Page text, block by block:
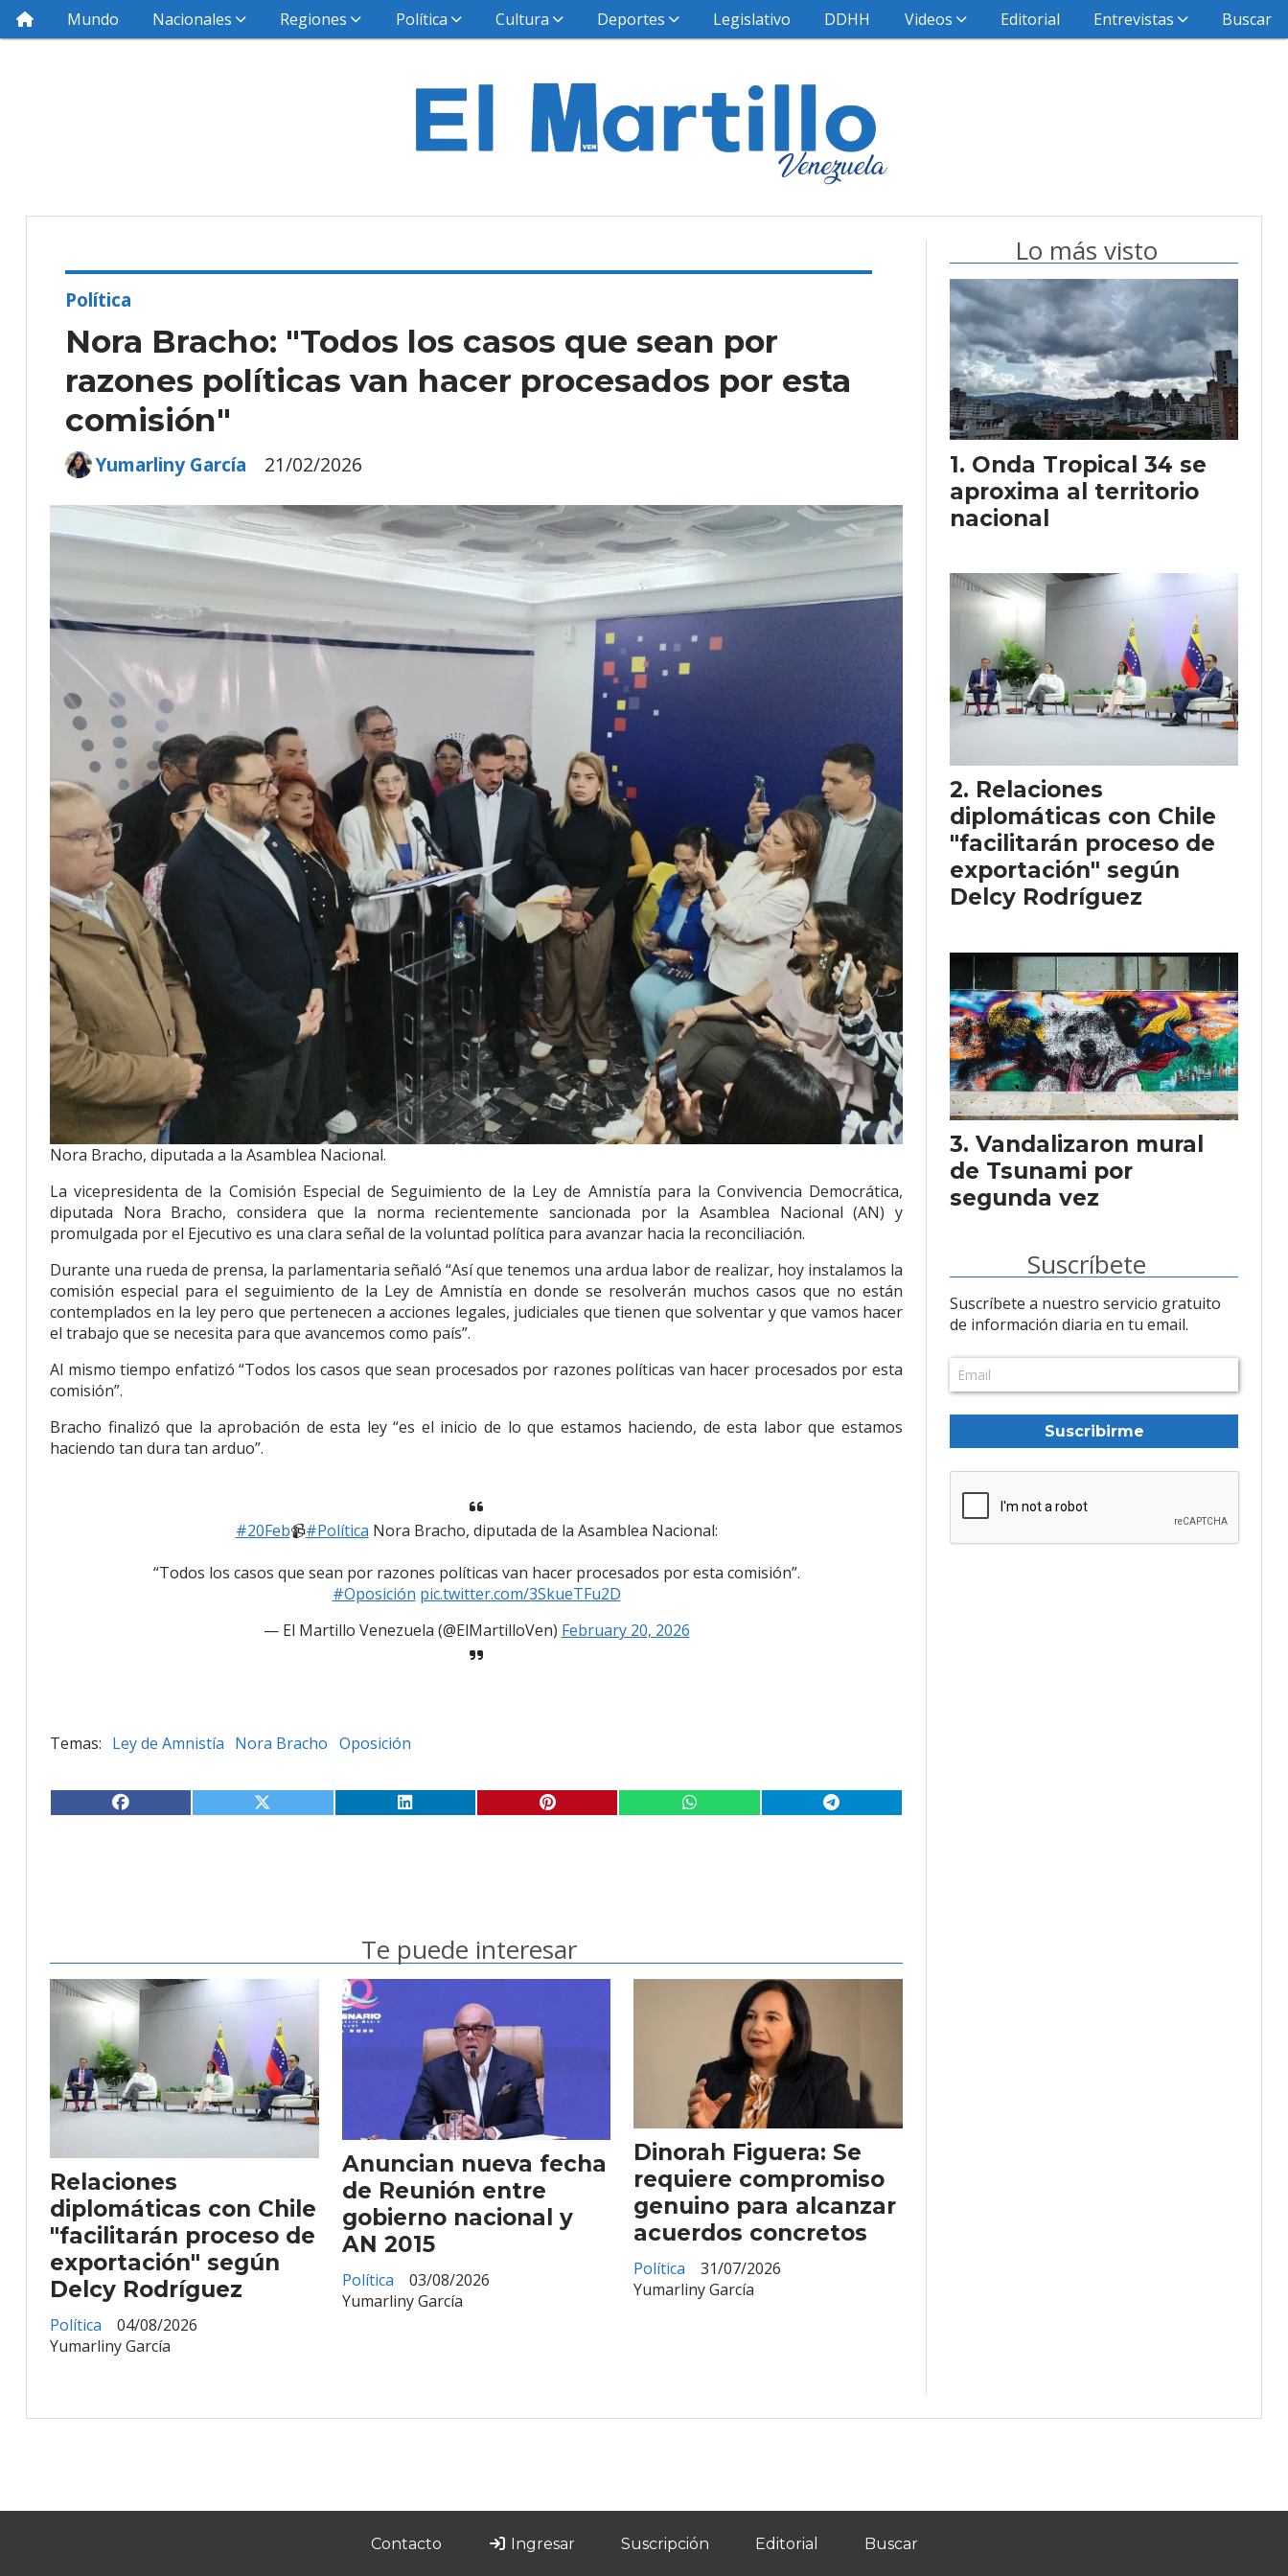
Mundo Nacionales Regiones Política Cultura Deportes Legislativo DDHH Videos Editorial Entrevistas Buscar
Nora Bracho: "Todos los casos que sean por
razones políticas van hacer procesados por esta
comisión"
Política
21/02/2026
Yumarliny García
Nora Bracho, diputada a la Asamblea Nacional.
La vicepresidenta de la Comisión Especial de Seguimiento de la Ley de Amnistía para la Convivencia Democrática,
diputada Nora Bracho, considera que la norma recientemente sancionada por la Asamblea Nacional (AN) y
promulgada por el Ejecutivo es una clara señal de la voluntad política para avanzar hacia la reconciliación.
Durante una rueda de prensa, la parlamentaria señaló “Así que tenemos una ardua labor de realizar, hoy instalamos la
comisión especial para el seguimiento de la Ley de Amnistía en donde se resolverán muchos casos que no están
contemplados en la ley pero que pertenecen a acciones legales, judiciales que tienen que solventar y que vamos hacer
el trabajo que se necesita para que avancemos como país”.
Al mismo tiempo enfatizó “Todos los casos que sean procesados por razones políticas van hacer procesados por esta
comisión”.
Bracho finalizó que la aprobación de esta ley “es el inicio de lo que estamos haciendo, de esta labor que estamos
haciendo tan dura tan arduo”.
#20Feb📹#Política Nora Bracho, diputada de la Asamblea Nacional:
“Todos los casos que sean por razones políticas van hacer procesados por esta comisión”.
#Oposición pic.twitter.com/3SkueTFu2D
— El Martillo Venezuela (@ElMartilloVen) February 20, 2026
Ley de Amnistía Nora Bracho Oposición
Te puede interesar
Relaciones
diplomáticas con Chile
"facilitarán proceso de
exportación" según
Delcy Rodríguez
Yumarliny García
Política 04/08/2026
Anuncian nueva fecha
de Reunión entre
gobierno nacional y
AN 2015
Yumarliny García
Política 03/08/2026
Dinorah Figuera: Se
requiere compromiso
genuino para alcanzar
acuerdos concretos
Yumarliny García
Política 31/07/2026
Lo más visto
Onda Tropical 34 se
aproxima al territorio
nacional
Relaciones
diplomáticas con Chile
"facilitarán proceso de
exportación" según
Delcy Rodríguez
Vandalizaron mural
de Tsunami por
segunda vez
Suscríbete
Suscríbete a nuestro servicio gratuito
de información diaria en tu email.
Suscribirme
Contacto Ingresar Suscripción Editorial Buscar
Suscríbete
Suscríbete a nuestro servicio gratuito de información diaria
en tu email.
Suscribirme